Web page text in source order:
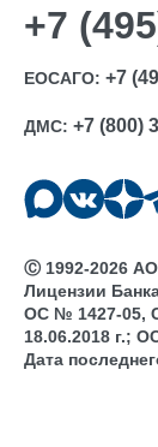
+7
ЕОСАГО: +7
ДМС: +7 (800)
Ⓒ 1992-2026
Лицензии
ОС № 1427-05,
18.06.2018 г.;
Дата